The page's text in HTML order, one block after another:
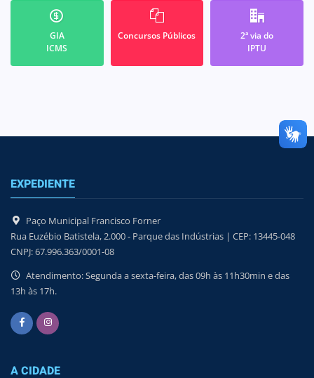
GIA
ICMS
Concursos Públicos
2ª via do
IPTU
EXPEDIENTE
Paço Municipal Francisco Forner
Rua Euzébio Batistela, 2.000 - Parque das Indústrias | CEP: 13445-048
CNPJ: 67.996.363/0001-08
Atendimento: Segunda a sexta-feira, das 09h às 11h30min e das
13h às 17h.
A CIDADE